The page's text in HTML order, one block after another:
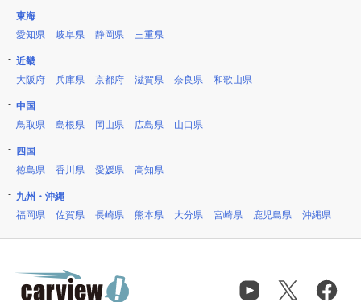
東海
愛知県
岐阜県 静岡県 三重県
近畿
大阪府
兵庫県 京都府 滋賀県 奈良県 和歌山県
中国
鳥取県
島根県 岡山県 広島県 山口県
四国
徳島県
香川県 愛媛県 高知県
九州・沖縄
福岡県
佐賀県 長崎県 熊本県 大分県 宮崎県 鹿児島県 沖縄県